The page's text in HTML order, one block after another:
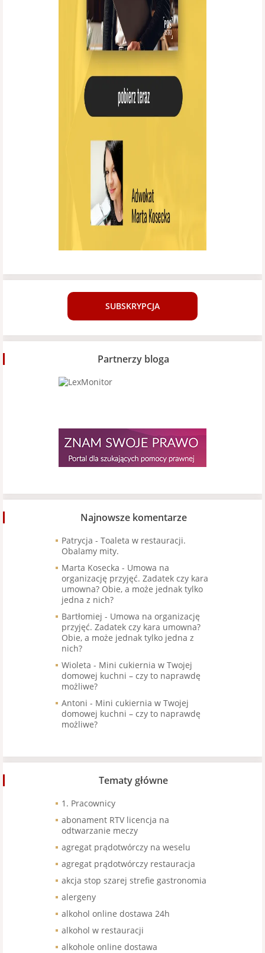
SUBSKRYPCJA
Partnerzy bloga
Najnowsze komentarze
Patrycja - Toaleta w restauracji.
Obalamy mity.
Marta Kosecka - Umowa na
organizację przyjęć. Zadatek czy kara
umowna? Obie, a może jednak tylko
jedna z nich?
Bartłomiej - Umowa na organizację
przyjęć. Zadatek czy kara umowna?
Obie, a może jednak tylko jedna z
nich?
Wioleta - Mini cukiernia w Twojej
domowej kuchni – czy to naprawdę
możliwe?
Antoni - Mini cukiernia w Twojej
domowej kuchni – czy to naprawdę
możliwe?
Tematy główne
1. Pracownicy
abonament RTV licencja na
odtwarzanie meczy
agregat prądotwórczy na weselu
agregat prądotwórczy restauracja
akcja stop szarej strefie gastronomia
alergeny
alkohol online dostawa 24h
alkohol w restauracji
alkohole online dostawa